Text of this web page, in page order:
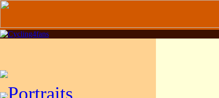
Portraits